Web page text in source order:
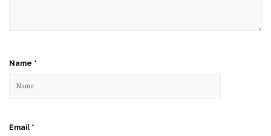
Name *
Email *